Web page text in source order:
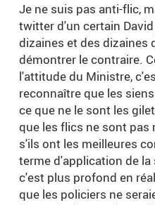
Je ne suis pas anti-flic,
twitter d'un certain
dizaines et des dizaines
démontrer le contraire.
l'attitude du Ministre,
reconnaître que les
ce que ne le sont les
que les flics ne sont
s'ils ont les meilleures
terme d'application de
c'est plus profond en
que les policiers ne